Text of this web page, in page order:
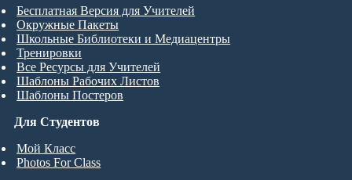
Для Студентов
Мой Класс
Photos For Class
Бесплатная Версия для Учителей
Окружные Пакеты
Школьные Библиотеки и Медиацентры
Тренировки
Все Ресурсы для Учителей
Шаблоны Рабочих Листов
Шаблоны Постеров